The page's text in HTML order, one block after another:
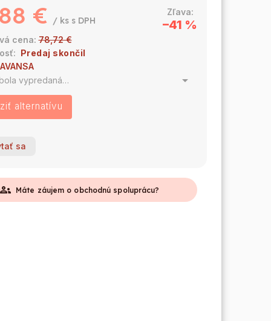
AVANSA
78,72 €
–41 %
€ / ks
Predaj skončil
vypredaná…
alternatívu
sa
Máte záujem o obchodnú spoluprácu?